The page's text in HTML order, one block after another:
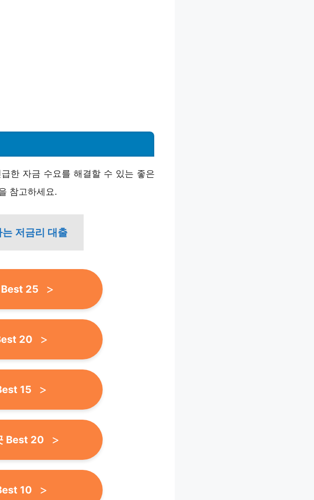
한 자금 수요를 해결할 수 있는 좋은
참고하세요.
저금리 대출
Best 25
20
15
Best 20
10